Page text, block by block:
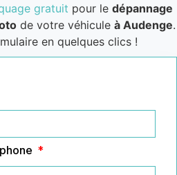
gratuit pour le dépannage
de votre véhicule à Audenge.
en quelques clics !